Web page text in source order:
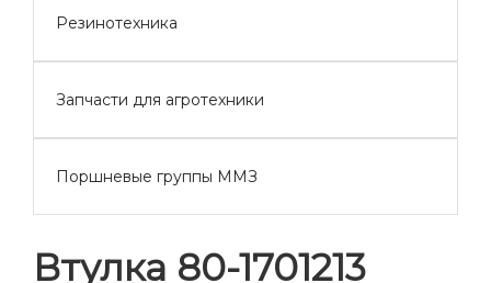
Резинотехника
Запчасти для агротехники
Поршневые группы ММЗ
Втулка 80-1701213